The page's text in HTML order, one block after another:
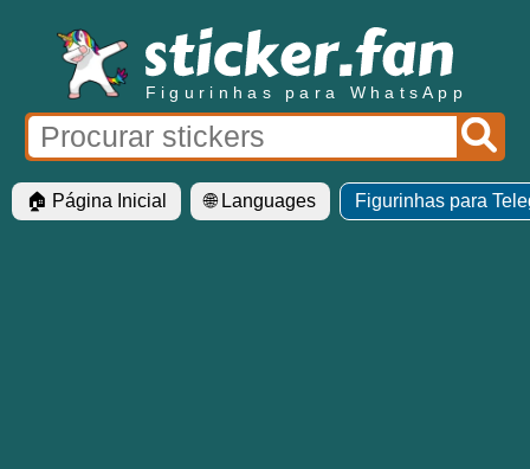
Figurinhas para WhatsApp
🏠 Página Inicial 🌐 Languages Figurinhas para